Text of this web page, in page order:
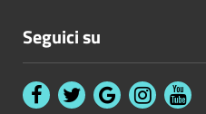
Seguici su